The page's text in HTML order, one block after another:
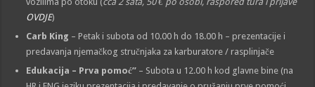
OVDJE)
Carb King – Petak i subota od 10.00 h do 18.00 h – prezentacije i
predavanja njemačkog stručnjaka za karburatore / rasplinjače
Edukacija – Prva pomoć” – Subota u 12.00 h kod glavne bine (na